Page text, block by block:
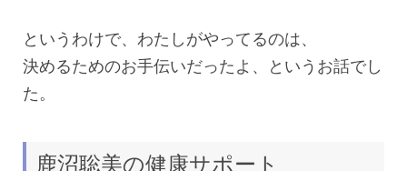
というわけで、わたしがやってるのは、
決めるためのお手伝いだったよ、というお話でし
た。
鹿沼聡美の健康サポート